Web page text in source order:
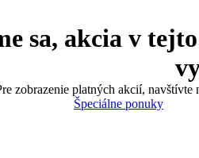
sa, akcia v
zobrazenie platných akcií,
Špeciálne ponuky